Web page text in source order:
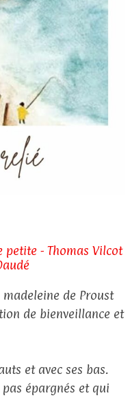
- Thomas Vilcot
de Proust
de bienveillance et
et avec ses bas.
pas épargnés et qui